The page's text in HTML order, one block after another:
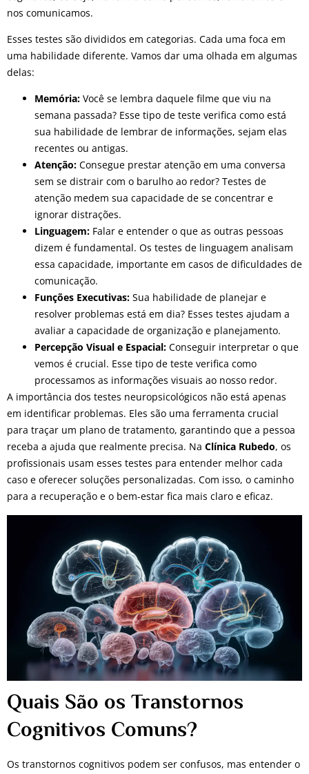
nos comunicamos.
Esses testes são divididos em categorias. Cada uma foca em
uma habilidade diferente. Vamos dar uma olhada em algumas
delas:
Memória: Você se lembra daquele filme que viu na
semana passada? Esse tipo de teste verifica como está
sua habilidade de lembrar de informações, sejam elas
recentes ou antigas.
Atenção: Consegue prestar atenção em uma conversa
sem se distrair com o barulho ao redor? Testes de
atenção medem sua capacidade de se concentrar e
ignorar distrações.
Linguagem: Falar e entender o que as outras pessoas
dizem é fundamental. Os testes de linguagem analisam
essa capacidade, importante em casos de dificuldades de
comunicação.
Funções Executivas: Sua habilidade de planejar e
resolver problemas está em dia? Esses testes ajudam a
avaliar a capacidade de organização e planejamento.
Percepção Visual e Espacial: Conseguir interpretar o que
vemos é crucial. Esse tipo de teste verifica como
processamos as informações visuais ao nosso redor.
A importância dos testes neuropsicológicos não está apenas
em identificar problemas. Eles são uma ferramenta crucial
para traçar um plano de tratamento, garantindo que a pessoa
receba a ajuda que realmente precisa. Na Clínica Rubedo, os
profissionais usam esses testes para entender melhor cada
caso e oferecer soluções personalizadas. Com isso, o caminho
para a recuperação e o bem-estar fica mais claro e eficaz.
Quais São os Transtornos
Cognitivos Comuns?
Os transtornos cognitivos podem ser confusos, mas entender o